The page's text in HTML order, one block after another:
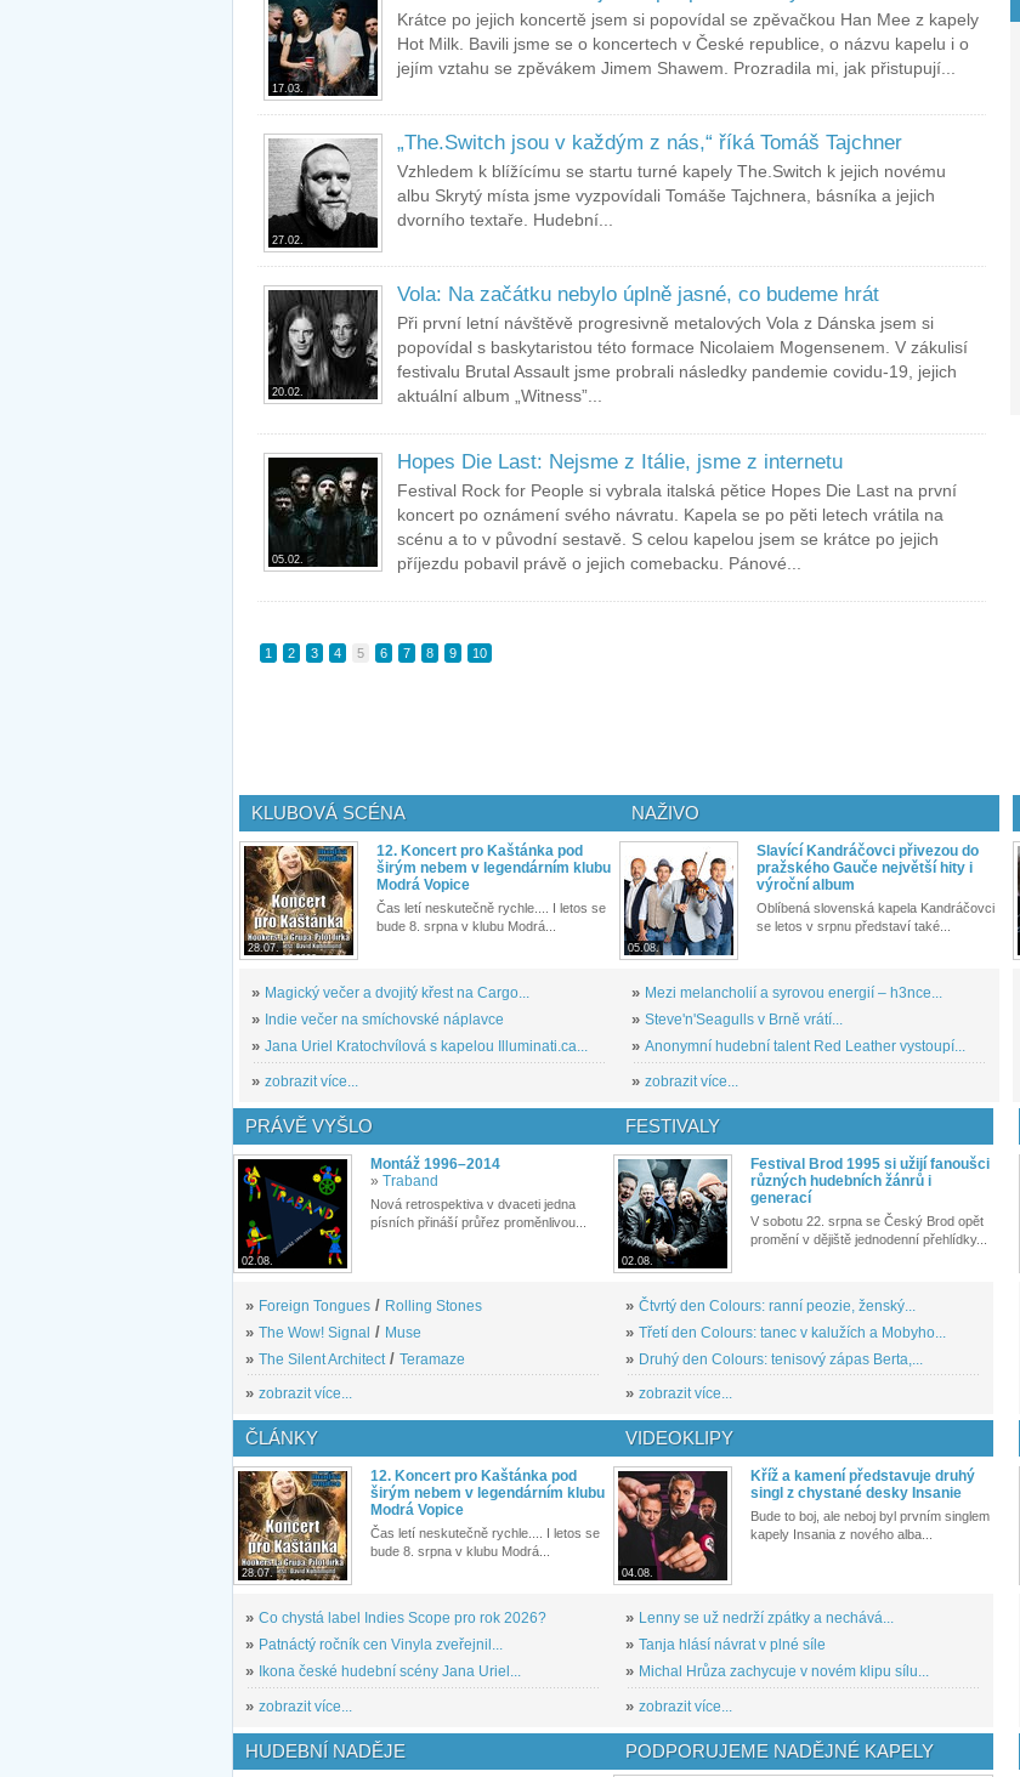
17.03.
Krátce po jejich koncertě jsem si popovídal se zpěvačkou Han Mee z kapely
Hot Milk. Bavili jsme se o koncertech v České republice, o názvu kapelu i o
jejím vztahu se zpěvákem Jimem Shawem. Prozradila mi, jak přistupují...
27.02.
„The.Switch jsou v každým z nás,“ říká Tomáš Tajchner
Vzhledem k blížícímu se startu turné kapely The.Switch k jejich novému
albu Skrytý místa jsme vyzpovídali Tomáše Tajchnera, básníka a jejich
dvorního textaře. Hudební...
20.02.
Vola: Na začátku nebylo úplně jasné, co budeme hrát
Při první letní návštěvě progresivně metalových Vola z Dánska jsem si
popovídal s baskytaristou této formace Nicolaiem Mogensenem. V zákulisí
festivalu Brutal Assault jsme probrali následky pandemie covidu-19, jejich
aktuální album „Witness”...
05.02.
Hopes Die Last: Nejsme z Itálie, jsme z internetu
Festival Rock for People si vybrala italská pětice Hopes Die Last na první
koncert po oznámení svého návratu. Kapela se po pěti letech vrátila na
scénu a to v původní sestavě. S celou kapelou jsem se krátce po jejich
příjezdu pobavil právě o jejich comebacku. Pánové...
1 2 3 4 5 6 7 8 9 10
KLUBOVÁ SCÉNA
28.07.
12. Koncert pro Kaštánka pod
širým nebem v legendárním klubu
Modrá Vopice
Čas letí neskutečně rychle.... I letos se
bude 8. srpna v klubu Modrá...
» Magický večer a dvojitý křest na Cargo...
» Indie večer na smíchovské náplavce
» Jana Uriel Kratochvílová s kapelou Illuminati.ca...
» zobrazit více...
NAŽIVO
05.08.
Slavící Kandráčovci přivezou do
pražského Gauče největší hity i
výroční album
Oblíbená slovenská kapela Kandráčovci
se letos v srpnu představí také...
» Mezi melancholií a syrovou energií – h3nce...
» Steve'n'Seagulls v Brně vrátí...
» Anonymní hudební talent Red Leather vystoupí...
» zobrazit více...
PRÁVĚ VYŠLO
02.08.
Montáž 1996–2014
» Traband
Nová retrospektiva v dvaceti jedna
písních přináší průřez proměnlivou...
» Foreign Tongues / Rolling Stones
» The Wow! Signal / Muse
» The Silent Architect / Teramaze
» zobrazit více...
FESTIVALY
02.08.
Festival Brod 1995 si užijí fanoušci
různých hudebních žánrů i
generací
V sobotu 22. srpna se Český Brod opět
promění v dějiště jednodenní přehlídky...
» Čtvrtý den Colours: ranní peozie, ženský...
» Třetí den Colours: tanec v kalužích a Mobyho...
» Druhý den Colours: tenisový zápas Berta,...
» zobrazit více...
ČLÁNKY
28.07.
12. Koncert pro Kaštánka pod
širým nebem v legendárním klubu
Modrá Vopice
Čas letí neskutečně rychle.... I letos se
bude 8. srpna v klubu Modrá...
» Co chystá label Indies Scope pro rok 2026?
» Patnáctý ročník cen Vinyla zveřejnil...
»
Ikona české hudební scény Jana Uriel...
» zobrazit více...
VIDEOKLIPY
04.08.
Kříž a kamení představuje druhý
singl z chystané desky Insanie
Bude to boj, ale neboj byl prvním singlem
kapely Insania z nového alba...
» Lenny se už nedrží zpátky a nechává...
» Tanja hlásí návrat v plné síle
» Michal Hrůza zachycuje v novém klipu sílu...
» zobrazit více...
HUDEBNÍ NADĚJE PODPORUJEME NADĚJNÉ KAPELY